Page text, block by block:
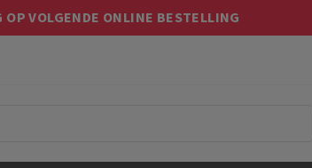
VOLGENDE ONLINE BESTELLING